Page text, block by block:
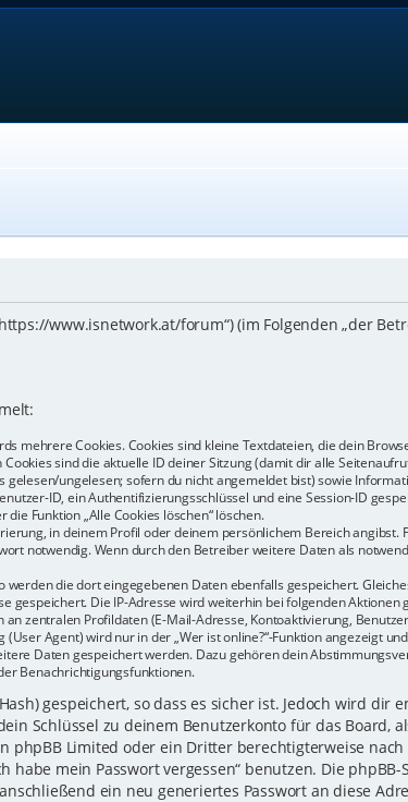
www.isnetwork.at/forum“) (im Folgenden „der
mehrere Cookies. Cookies sind kleine Textdateien, die dein
sind die aktuelle ID deiner Sitzung (damit dir alle
ungelesen; sofern du nicht angemeldet bist) sowie
ID, ein Authentifizierungsschlüssel und eine Session-ID
Funktion „Alle Cookies löschen“ löschen.
in deinem Profil oder deinem persönlichem Bereich angibst.
notwendig. Wenn durch den Betreiber weitere Daten als
die dort eingegebenen Daten ebenfalls gespeichert.
gespeichert. Die IP-Adresse wird weiterhin bei folgenden
zentralen Profildaten (E-Mail-Adresse, Kontoaktivierung,
Agent) wird nur in der „Wer ist online?“-Funktion angezeigt
Daten gespeichert werden. Dazu gehören dein
Benachrichtigungsfunktionen.
gespeichert, so dass es sicher ist. Jedoch wird dir
Schlüssel zu deinem Benutzerkonto für das Board,
phpBB Limited oder ein Dritter berechtigterweise
habe mein Passwort vergessen“ benutzen. Die
ein neu generiertes Passwort an diese